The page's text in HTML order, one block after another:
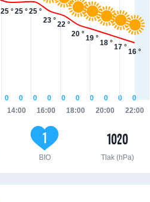
25 °25 °25 °
23 °
22 °
20 °
19 °
18 °
17 °
16 °
14:00 16:00 18:00 20:00 22:00
0 0 0 0 0 0 0 0 0 0
1
BIO
1020
Tlak (hPa)